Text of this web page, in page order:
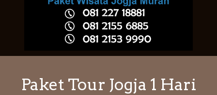
Paket Tour Jogja 1 Hari